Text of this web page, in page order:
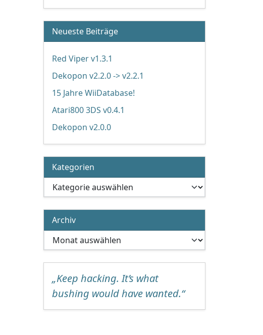
Neueste Beiträge
Red Viper v1.3.1
Dekopon v2.2.0 -> v2.2.1
15 Jahre WiiDatabase!
Atari800 3DS v0.4.1
Dekopon v2.0.0
Kategorien
Kategorien
Archiv
Archiv
„Keep hacking. It’s what
bushing would have wanted.“